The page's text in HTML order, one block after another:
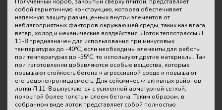
собой герметичную конструкцию, которая обеспечивает
надежную защиту размещенных внутри элементов от
неблагоприятных факторов окружающей среды, таких как влага,
ветер, холод и механические воздействия. Лоток теплотрассы Л
11-8 предназначен для использования при минусовых
температурах до -40°С, если необходимы элементы для работы
при температурах до -55°С, то используют другие материалы. Так
при изготовлении добавляются особые вещества, которые
повышают стойкость бетона к агрессивной среде и повышают
его водонепроницаемость. Для сейсмически активных районов
лотки Л 11-8 выпускаются с усиленной арматурной сеткой,
покрытой более толстым слоем бетона. Таким образом, в
собранном виде лоток представляет собой полностью